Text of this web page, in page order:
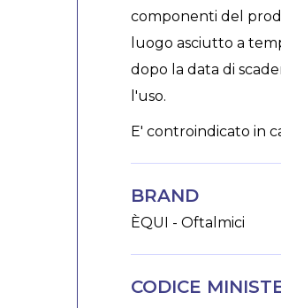
componenti del
luogo asciutto a
dopo la data di
l'uso.
E' controindicato in
BRAND
ÈQUI - Oftalmici
CODICE